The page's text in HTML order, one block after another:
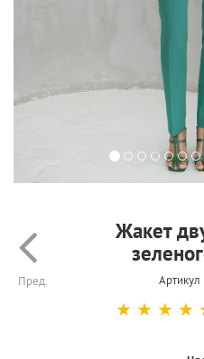
Пред.
Жакет
☆
☆
☆
☆